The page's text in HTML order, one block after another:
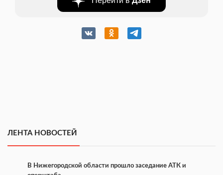
ЛЕНТА НОВОСТЕЙ
В Нижегородской области прошло заседание АТК и